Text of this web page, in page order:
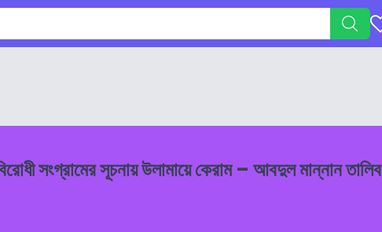
সংগ্রামের সূচনায় উলামায়ে কেরাম – আবদুল মান্নান তালিব